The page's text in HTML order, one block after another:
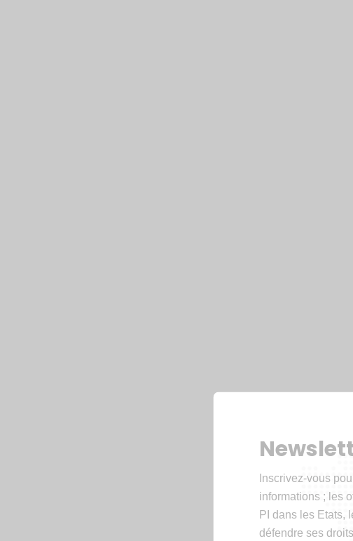
Inscrivez-vous
informations ; les
PI dans les Etats,
défendre ses